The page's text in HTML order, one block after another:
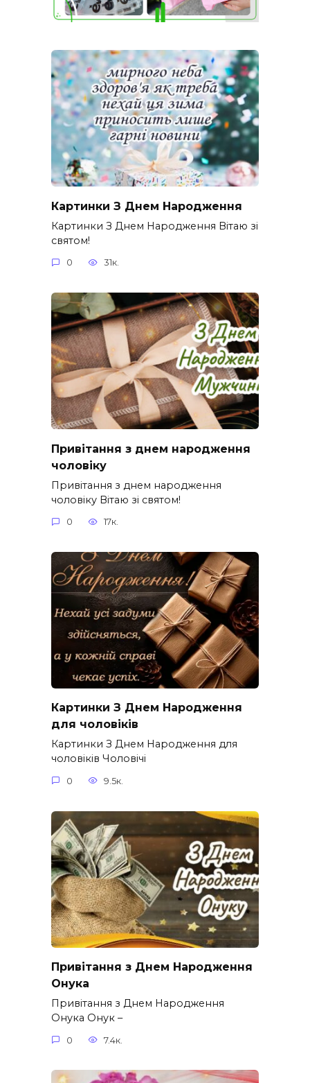
Картинки З Днем Народження
Картинки З Днем Народження Вітаю зі
святом!
0 31к.
Привітання з днем народження
чоловіку
Привітання з днем народження
чоловіку Вітаю зі святом!
0 17к.
Картинки З Днем Народження
для чоловіків​
Картинки З Днем Народження для
чоловіків​ Чоловічі
0 9.5к.
Привітання з Днем Народження
Онука
Привітання з Днем Народження
Онука Онук –
0 7.4к.